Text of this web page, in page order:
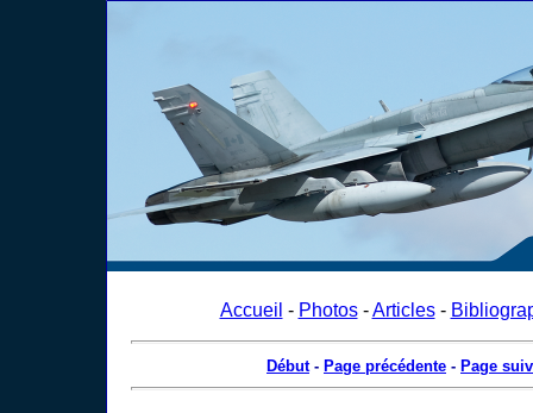
Accueil - Photos-Articles-
Début- Page précédente - Page